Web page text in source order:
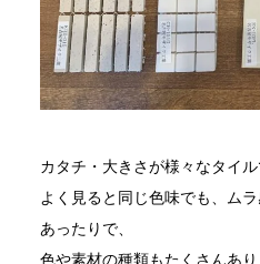
カタチ・大きさが様々なタイル
よく見ると同じ色味でも、ム
あったりで、
色や素材の種類もたくさんあり